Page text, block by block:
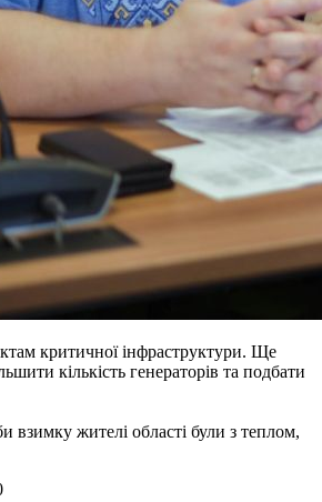
критичної інфраструктури. Ще
кількість генераторів та подбати
взимку жителі області були з теплом,